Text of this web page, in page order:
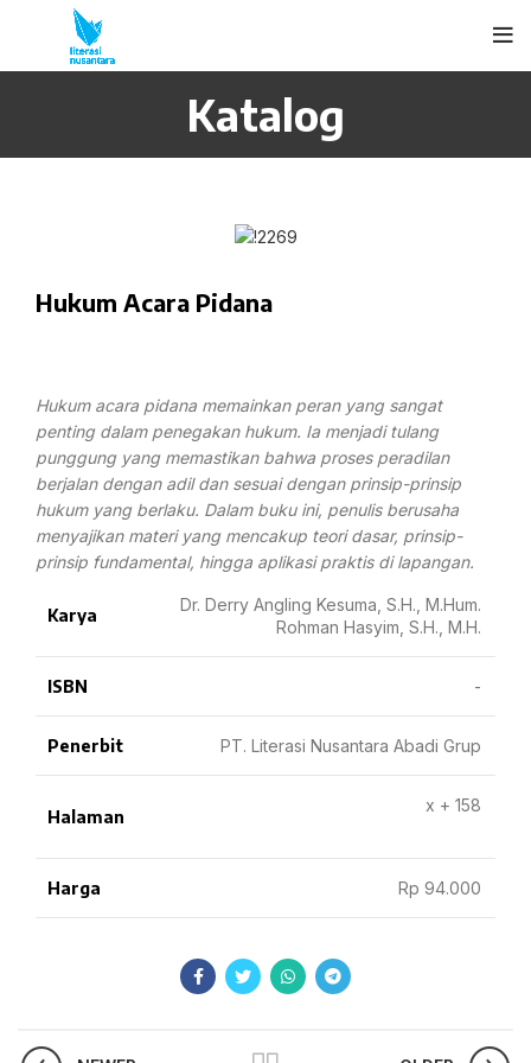
Katalog
Hukum Acara Pidana
Hukum acara pidana memainkan peran yang sangat
penting dalam penegakan hukum. Ia menjadi tulang
punggung yang memastikan bahwa proses peradilan
berjalan dengan adil dan sesuai dengan prinsip-prinsip
hukum yang berlaku. Dalam buku ini, penulis berusaha
menyajikan materi yang mencakup teori dasar, prinsip-
prinsip fundamental, hingga aplikasi praktis di lapangan.
Karya
Dr. Derry Angling Kesuma, S.H., M.Hum.
Rohman Hasyim, S.H., M.H.
ISBN -
Penerbit PT. Literasi Nusantara Abadi Grup
Halaman
x + 158
Harga Rp 94.000